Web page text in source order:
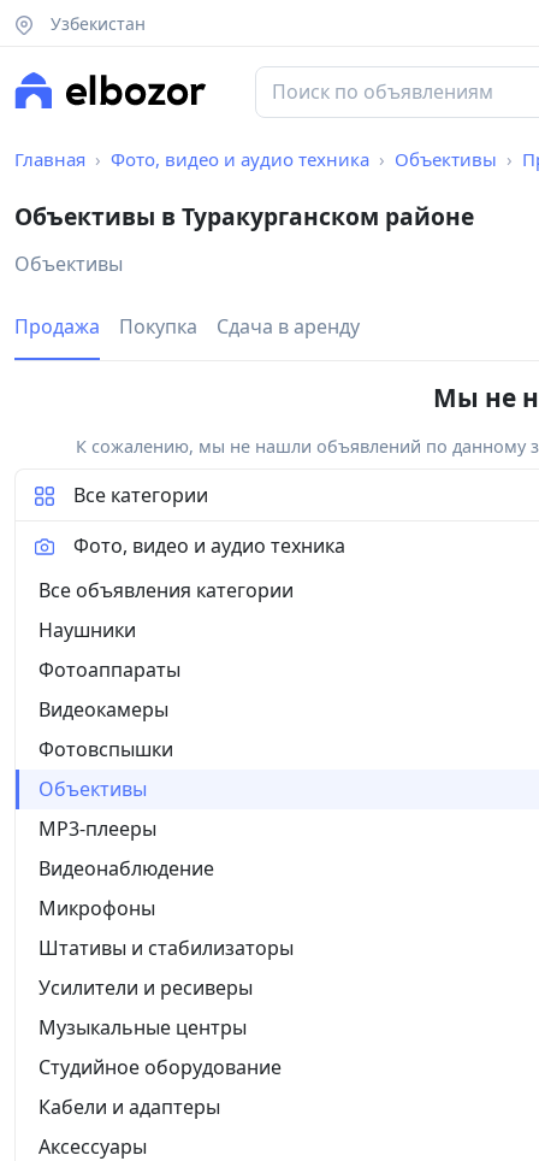
Узбекистан
Главная Фото, видео и аудио техника Объективы
Объективы в Туракурганском районе
Объективы
Продажа Покупка Сдача в аренду
Мы не
К сожалению, мы не нашли объявлений по данному
Все категории
Фото, видео и аудио техника
Все объявления категории
Наушники
Фотоаппараты
Видеокамеры
Фотовспышки
Объективы
MP3-плееры
Видеонаблюдение
Микрофоны
Штативы и стабилизаторы
Усилители и ресиверы
Музыкальные центры
Студийное оборудование
Кабели и адаптеры
Аксессуары